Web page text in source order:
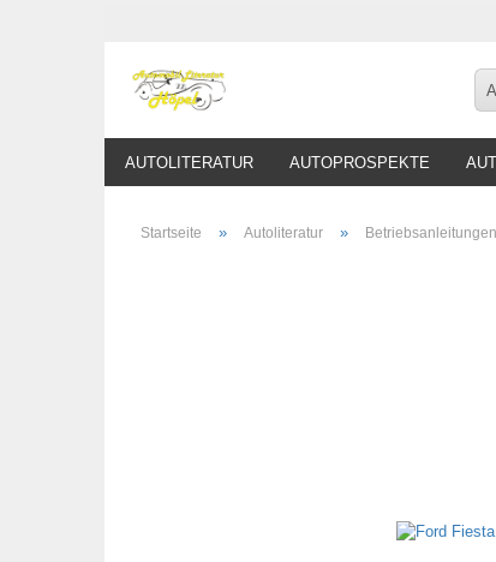
AUTOLITERATUR AUTOPROSPEKTE
Startseite » Autoliteratur » Betriebsanleitungen